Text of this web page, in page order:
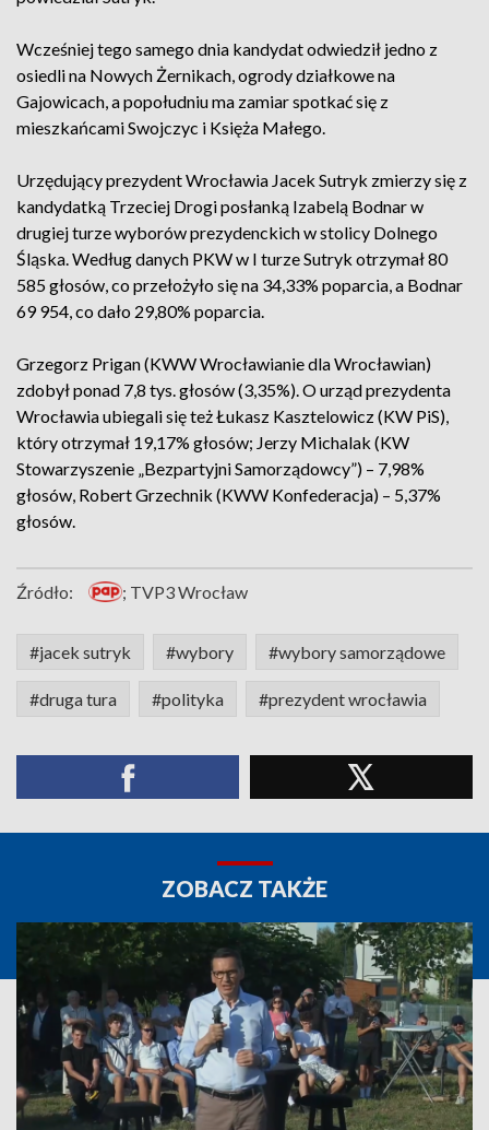
Wcześniej tego samego dnia kandydat odwiedził jedno z
osiedli na Nowych Żernikach, ogrody działkowe na
Gajowicach, a popołudniu ma zamiar spotkać się z
mieszkańcami Swojczyc i Księża Małego.
Urzędujący prezydent Wrocławia Jacek Sutryk zmierzy się z
kandydatką Trzeciej Drogi posłanką Izabelą Bodnar w
drugiej turze wyborów prezydenckich w stolicy Dolnego
Śląska. Według danych PKW w I turze Sutryk otrzymał 80
585 głosów, co przełożyło się na 34,33% poparcia, a Bodnar
69 954, co dało 29,80% poparcia.
Grzegorz Prigan (KWW Wrocławianie dla Wrocławian)
zdobył ponad 7,8 tys. głosów (3,35%). O urząd prezydenta
Wrocławia ubiegali się też Łukasz Kasztelowicz (KW PiS),
który otrzymał 19,17% głosów; Jerzy Michalak (KW
Stowarzyszenie „Bezpartyjni Samorządowcy”) – 7,98%
głosów, Robert Grzechnik (KWW Konfederacja) – 5,37%
głosów.
Źródło: ; TVP3 Wrocław
#jacek sutryk #wybory #wybory samorządowe
#druga tura #polityka #prezydent wrocławia
ZOBACZ TAKŻE